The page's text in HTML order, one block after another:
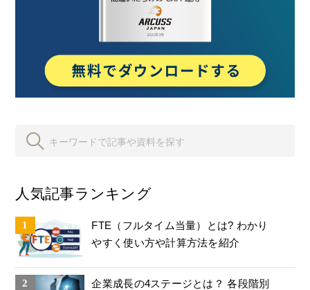
人気記事ランキング
FTE（フルタイム当量）とは? わかり
やすく使い方や計算方法を紹介
企業成長の4ステージとは？ 各段階別